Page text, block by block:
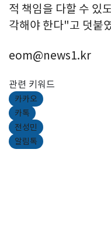
적 책임을 다할 수 있
각해야 한다"고 덧붙
eom@news1.kr
관련 키워드
카카오
카톡
전성민
알림톡